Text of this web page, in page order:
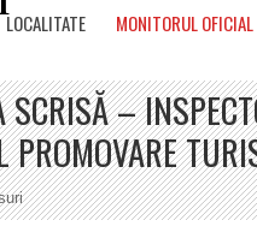
LOCALITATE MONITORUL
SCRISĂ –
PROMOVARE